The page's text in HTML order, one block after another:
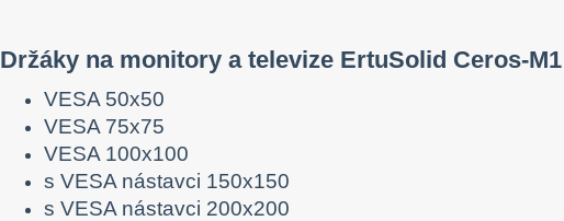
Držáky na monitory a televize ErtuSolid Ceros-
VESA 50x50
VESA 75x75
VESA 100x100
s VESA nástavci 150x150
s VESA nástavci 200x200